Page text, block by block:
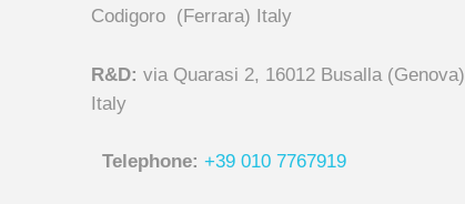
Codigoro (Ferrara) Italy
R&D: via Quarasi 2, 16012 Busalla (Genova)
Italy
Telephone: +39 010 7767919